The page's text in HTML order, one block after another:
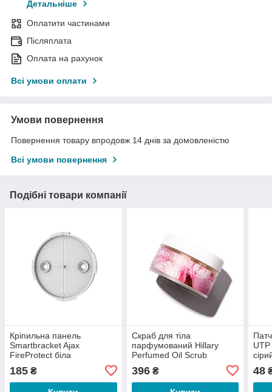
Детальніше
Оплатити частинами
Післяплата
Оплата на рахунок
Всі умови оплати
Умови повернення
Повернення товару впродовж 14 днів за домовленістю
Всі умови повернення
Подібні товари компанії
Кріпильна панель
Smartbracket Ajax
FireProtect біла
185 ₴
Скраб для тіла
парфумований Hillary
Perfumed Oil Scrub
396₴ 48